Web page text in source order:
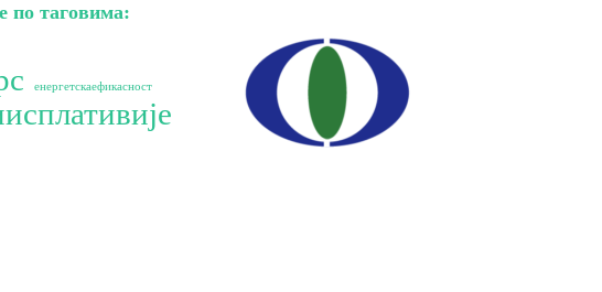
по таговима:
енергетскаефикасност